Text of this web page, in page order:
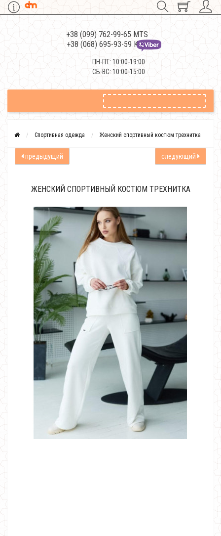
+38 (099) 762-99-65 MTS
+38 (068) 695-93-59 Kievstar
ПН-ПТ: 10:00-19:00
СБ-ВС: 10:00-15:00
Спортивная одежда Женский спортивный костюм трехнитка
предыдущий следующий
ЖЕНСКИЙ СПОРТИВНЫЙ КОСТЮМ ТРЕХНИТКА